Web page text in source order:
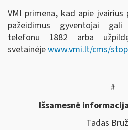
VMI primena, kad apie
pažeidimus gyventojai
telefonu 1882 arba
svetainėjewww.vmi.lt/cms/
#
Išsamesnė
Tadas